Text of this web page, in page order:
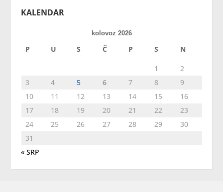
KALENDAR
kolovoz 2026
P U S Č P S N
1
2
3
4 5 6 7 8
9
10
11 12 13 14 15
16
17
18 19 20 21 22
23
24
25 26 27 28 29
30
31
« SRP